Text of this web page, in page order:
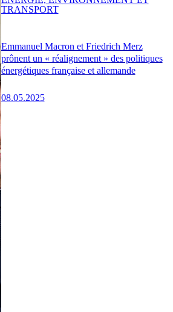
Emmanuel Macron et Friedrich Merz
prônent un « réalignement » des politiques
énergétiques française et allemande
08.05.2025
TRANSPORT